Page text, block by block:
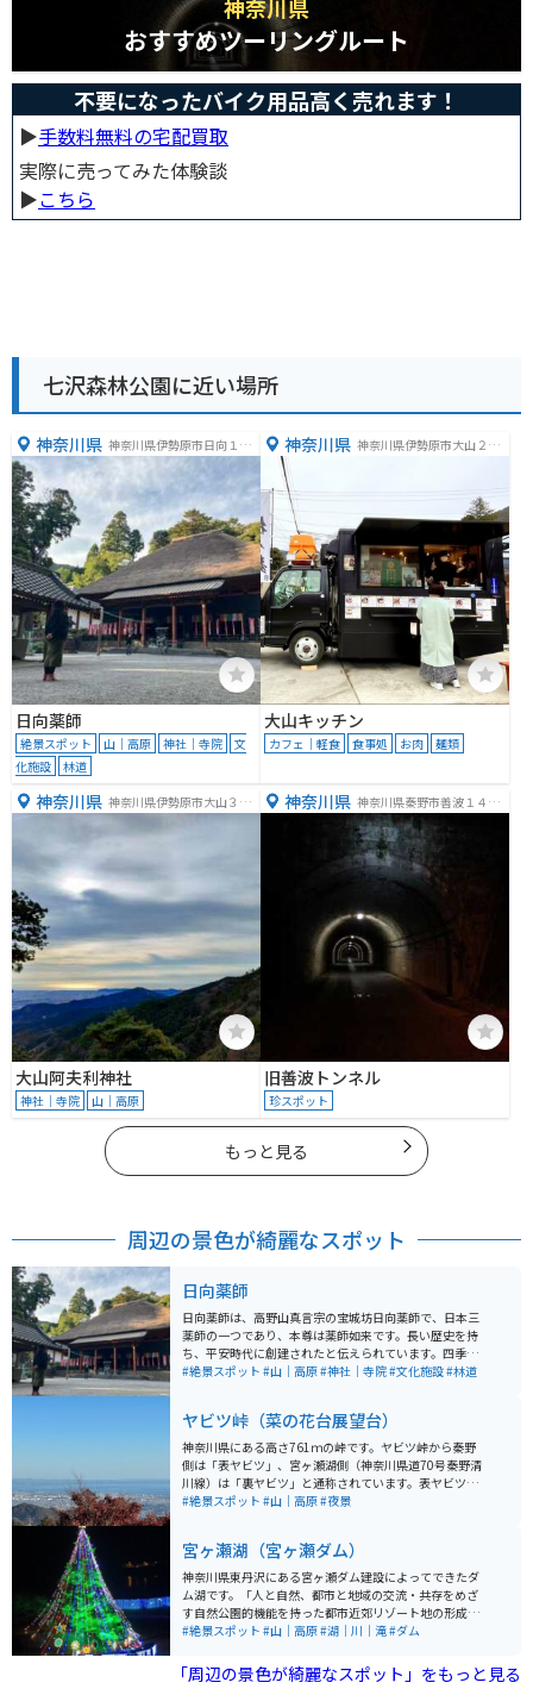
神奈川県
おすすめツーリングルート
不要になったバイク用品高く売れます！
▶︎手数料無料の宅配買取
実際に売ってみた体験談
▶︎こちら
七沢森林公園に近い場所
神奈川県 神奈川県伊勢原市日向１６
４４
日向薬師
絶景スポット 山｜高原 神社｜寺院
文
化施設
林道
神奈川県 神奈川県伊勢原市大山２５
大山キッチン
カフェ｜軽食 食事処 お肉 麺類
神奈川県 神奈川県伊勢原市大山３５
５
大山阿夫利神社
神社｜寺院 山｜高原
神奈川県 神奈川県秦野市善波１４５
５
旧善波トンネル
珍スポット
もっと見る
周辺の景色が綺麗なスポット
日向薬師
日向薬師は、高野山真言宗の宝城坊日向薬師で、日本三
薬師の一つであり、本尊は薬師如来です。長い歴史を持
ち、平安時代に創建されたと伝えられています。四季
折々の自然美に囲まれた場所で癒されます。特に、4月1
でいくと看板があります。駐車場は無料です。中に仏像
が沢山あり、国宝がある場所です。
#絶景スポット #山｜高原#神社｜寺院#文化施設#林道
ヤビツ峠（菜の花台展望台）
神奈川県にある高さ761ｍの峠です。ヤビツ峠から秦野
側は「表ヤビツ」、宮ヶ瀬湖側（神奈川県道70号秦野清
川線）は「裏ヤビツ」と通称されています。表ヤビツ
は、距離は短いですが、斜度は最大で約10%と急な坂道
り、駐車場、トイレ、相模湾が見渡せる木造展望台があ
ります。ヤビツ峠の途中にある絶景スポットで、秦野
市・平塚市・遠くは葉山の海岸の光まで望めることがで
きます。広い公園になっており、ベンチで休憩したり、
展望台から雄大な風景を堪能することもできます。神奈
きる駐車場も週末は駐車待ちの車が溢れるほど賑わいを
見せます。街の灯りが綺麗に見られる夜景スポットでも
#絶景スポット #山｜高原#夜景
宮ヶ瀬湖（宮ヶ瀬ダム）
神奈川県東丹沢にある宮ヶ瀬ダム建設によってできたダ
ム湖です。「人と自然、都市と地域の交流・共存をめざ
す自然公園的機能を持った都市近郊リゾート地の形成」
を基本理念として、神奈川県・地元市町村と協力しなが
サイトエリア」「鳥居原エリア」の3つの地区に分かれ
ており、エリアごとに見どころや施設などがあります。
#絶景スポット #山｜高原#湖｜川｜滝#ダム
「周辺の景色が綺麗なスポット」をもっと見る